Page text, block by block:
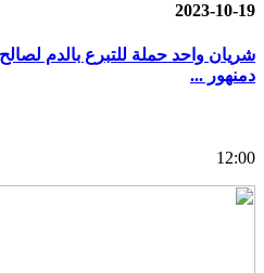
2023-10-19
شريان واحد حملة للتبرع بالدم
دمنهور ...
12:00